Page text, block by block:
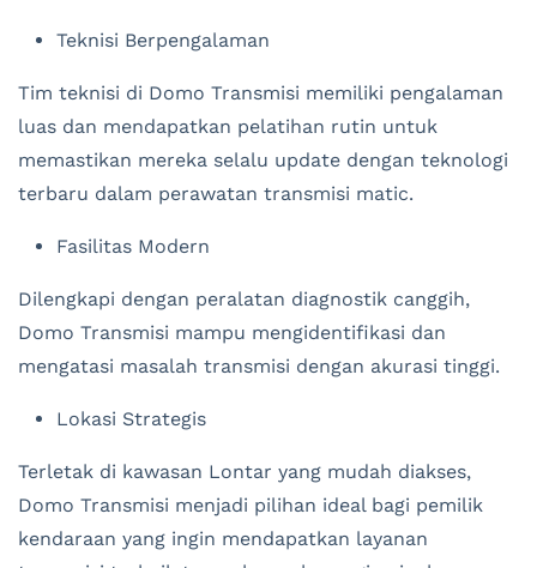
Teknisi Berpengalaman
Tim teknisi di Domo Transmisi memiliki pengalaman
luas dan mendapatkan pelatihan rutin untuk
memastikan mereka selalu update dengan teknologi
terbaru dalam perawatan transmisi matic.
Fasilitas Modern
Dilengkapi dengan peralatan diagnostik canggih,
Domo Transmisi mampu mengidentifikasi dan
mengatasi masalah transmisi dengan akurasi tinggi.
Lokasi Strategis
Terletak di kawasan Lontar yang mudah diakses,
Domo Transmisi menjadi pilihan ideal bagi pemilik
kendaraan yang ingin mendapatkan layanan